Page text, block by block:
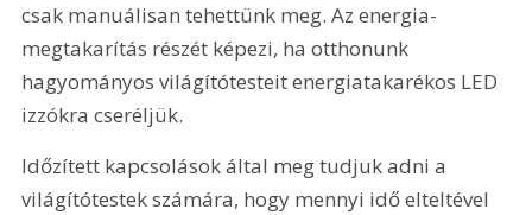
csak manuálisan tehettünk meg. Az energia-
megtakarítás részét képezi, ha otthonunk
hagyományos világítótesteit energiatakarékos LED
izzókra cseréljük.
Időzített kapcsolások által meg tudjuk adni a
világítótestek számára, hogy mennyi idő elteltével